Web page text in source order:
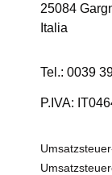
25084
Italia
Tel.: 0039
P.IVA: